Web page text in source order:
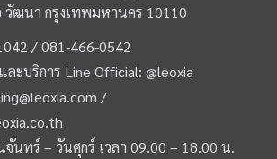
วัฒนา กรุงเทพมหานคร 10110
/081-466-0542
ะบริการ Line Official:@leoxia
/
จันทร์ – วันศุกร์ เวลา 09.00 – 18.00 น.